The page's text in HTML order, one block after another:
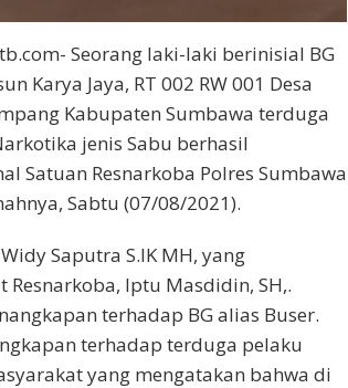
Seorang laki-laki berinisial BG
Karya Jaya, RT 002 RW 001 Desa
Kabupaten Sumbawa terduga
jenis Sabu berhasil
Satuan Resnarkoba Polres Sumbawa
Sabtu (07/08/2021).
Saputra S.IK MH, yang
Iptu Masdidin, SH,.
terhadap BG alias Buser.
terhadap terduga pelaku
yang mengatakan bahwa di